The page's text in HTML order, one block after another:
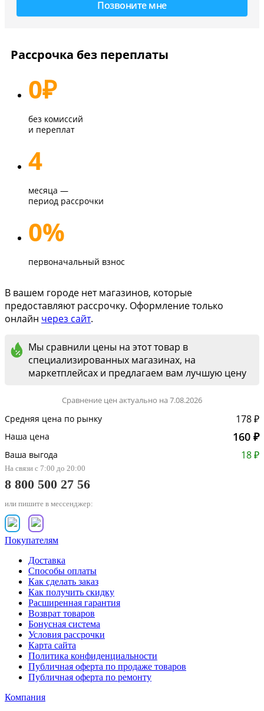
Рассрочка без переплаты
0₽
без комиссий
и переплат
4
месяца —
период рассрочки
0%
первоначальный взнос
В вашем городе нет магазинов, которые
предоставляют рассрочку. Оформление только
онлайн через сайт.
Мы сравнили цены на этот товар в
специализированных магазинах, на
маркетплейсах и предлагаем вам лучшую цену
Сравнение цен актуально на 7.08.2026
Средняя цена по рынку 178 ₽
Наша цена 160 ₽
Ваша выгода 18 ₽
На связи с 7:00 до 20:00
8 800 500 27 56
или пишите в мессенджер:
Покупателям
Доставка
Способы оплаты
Как сделать заказ
Как получить скидку
Расширенная гарантия
Возврат товаров
Бонусная система
Условия рассрочки
Карта сайта
Политика конфиденциальности
Публичная оферта по продаже товаров
Публичная оферта по ремонту
Компания